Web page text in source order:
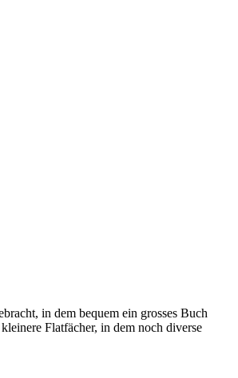
in dem bequem ein grosses Buch
Flatfächer, in dem noch diverse